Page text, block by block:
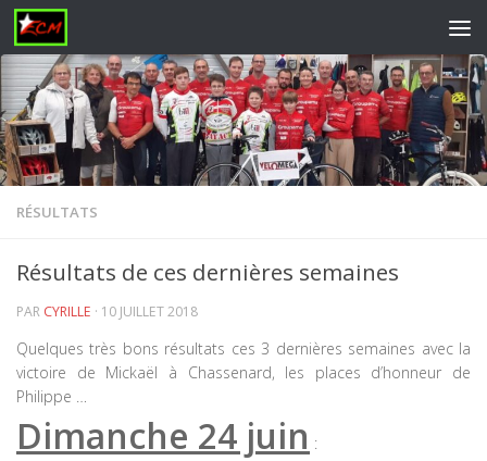
Skip to content
RÉSULTATS
Résultats de ces dernières semaines
PAR CYRILLE · 10 JUILLET 2018
Quelques très bons résultats ces 3 dernières semaines avec la
victoire de Mickaël à Chassenard, les places d’honneur de
Philippe …
Dimanche 24 juin :